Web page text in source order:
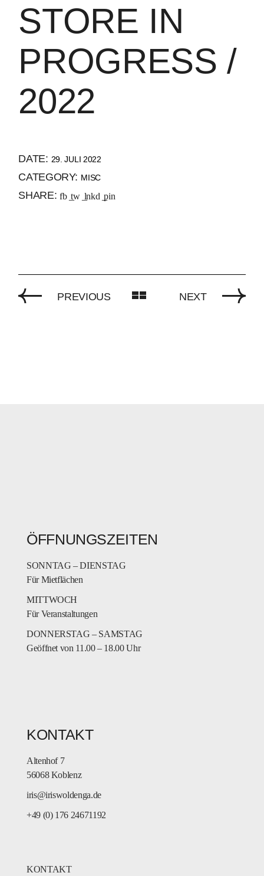
STORE IN
PROGRESS /
2022
DATE: 29. JULI 2022
CATEGORY: MISC
SHARE: fb tw lnkd pin
PREVIOUS NEXT
ÖFFNUNGSZEITEN
SONNTAG – DIENSTAG
Für Mietflächen
MITTWOCH
Für Veranstaltungen
DONNERSTAG – SAMSTAG
Geöffnet von 11.00 – 18.00 Uhr
KONTAKT
KONTAKT
Altenhof 7
56068 Koblenz
iris@iriswoldenga.de
+49 (0) 176 24671192